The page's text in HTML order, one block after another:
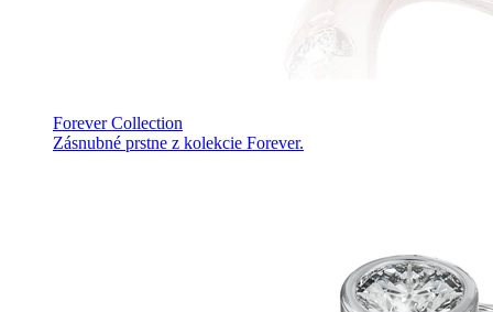
Forever Collection
Zásnubné prstne z kolekcie Forever.